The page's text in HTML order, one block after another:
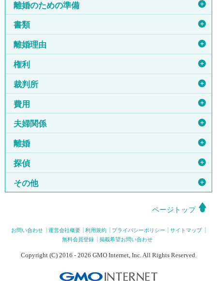
離婚のための準備 ＋
書類 ＋
離婚理由 ＋
権利 ＋
裁判所 ＋
費用 ＋
夫婦関係 ＋
離婚 ＋
探偵 ＋
その他 ＋
ページトップ
お問い合わせ 運営会社概要 利用規約 プライバシーポリシー
サイトマップ
無料会員登録
掲載希望お問い合わせ
Copyright (C) 2016 - 2026 GMO Internet, Inc. All Rights Reserved.